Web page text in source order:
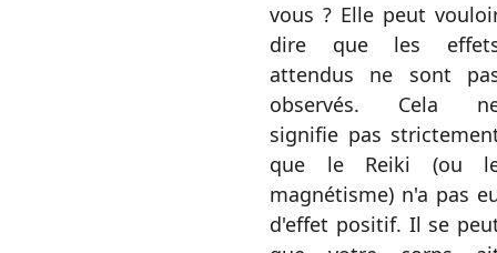
vous ? Elle peut
dire que les
attendus ne sont
observés. Cela
signifie pas
que le Reiki (ou
magnétisme) n'a pas
d'effet positif. Il se